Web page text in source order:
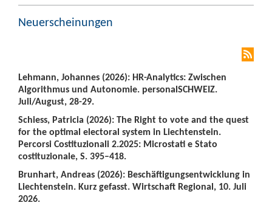
Neuerscheinungen
Lehmann, Johannes (2026): HR-Analytics: Zwischen
Algorithmus und Autonomie. personalSCHWEIZ.
Juli/August, 28-29.
Schiess, Patricia (2026): The Right to vote and the quest
for the optimal electoral system in Liechtenstein.
Percorsi Costituzionali 2.2025: Microstati e Stato
costituzionale, S. 395–418.
Brunhart, Andreas (2026): Beschäftigungsentwicklung in
Liechtenstein. Kurz gefasst. Wirtschaft Regional, 10. Juli
2026.